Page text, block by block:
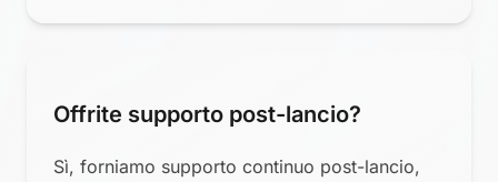
Offrite supporto post-lancio?
Sì, forniamo supporto continuo post-lancio,